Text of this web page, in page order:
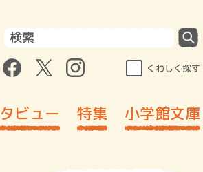
くわしく探す
ビュー 特集 小学館文庫